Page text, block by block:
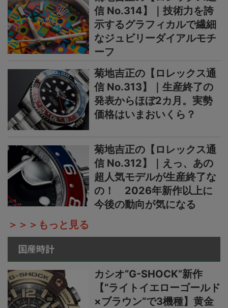
信 No.314】｜技術力を誇
示するグラフィカルで繊細
なジュビリーダイアルモチ
ーフ
菊地吉正の【ロレックス通
信 No.313】｜生産終了の
発表からほぼ2カ月。実勢
価格はいまおいくら？
菊地吉正の【ロレックス通
信 No.312】｜えっ、あの
超人気モデルが生産終了な
の！ 2026年新作以上に
今後の動向が気になる
＞＞＞もっと見る
国産時計
カシオ“G-SHOCK”新作
【“ライトイエローゴールド
×ブラウン”で3機種】黄金